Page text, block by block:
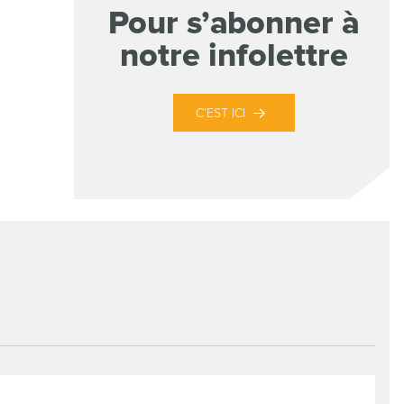
Pour s’abonner à
notre infolettre
C’EST ICI